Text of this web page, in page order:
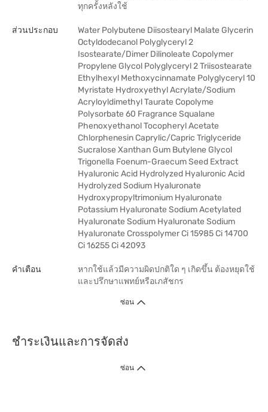
ทุกครั้งหลังใช้
ส่วนประกอบ
Water Polybutene Diisostearyl Malate Glycerin
Octyldodecanol Polyglyceryl 2
Isostearate/Dimer Dilinoleate Copolymer
Propylene Glycol Polyglyceryl 2 Triisostearate
Ethylhexyl Methoxycinnamate Polyglyceryl 10
Myristate Hydroxyethyl Acrylate/Sodium
Acryloyldimethyl Taurate Copolyme
Polysorbate 60 Fragrance Squalane
Phenoxyethanol Tocopheryl Acetate
Chlorphenesin Caprylic/Capric Triglyceride
Sucralose Xanthan Gum Butylene Glycol
Trigonella Foenum-Graecum Seed Extract
Hyaluronic Acid Hydrolyzed Hyaluronic Acid
Hydrolyzed Sodium Hyaluronate
Hydroxypropyltrimonium Hyaluronate
Potassium Hyaluronate Sodium Acetylated
Hyaluronate Sodium Hyaluronate Sodium
Hyaluronate Crosspolymer Ci 15985 Ci 14700
Ci 16255 Ci 42093
คำเตือน
หากใช้แล้วมีความผิดปกติใด ๆ เกิดขึ้น ต้องหยุดใช้
และปรึกษาแพทย์หรือเภสัชกร
ซ่อน
ชำระเงินและการจัดส่ง
ซ่อน